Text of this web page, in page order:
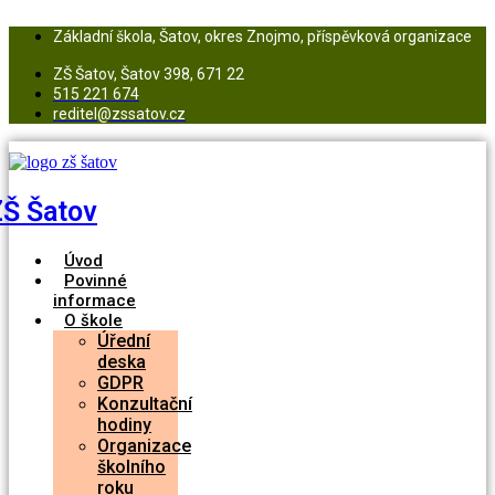
Základní škola, Šatov, okres Znojmo, příspěvková organizace
ZŠ Šatov, Šatov 398, 671 22
515 221 674
reditel@zssatov.cz
Šatov
Úvod
Povinné
informace
O škole
Úřední
deska
GDPR
Konzultační
hodiny
Organizace
školního
roku